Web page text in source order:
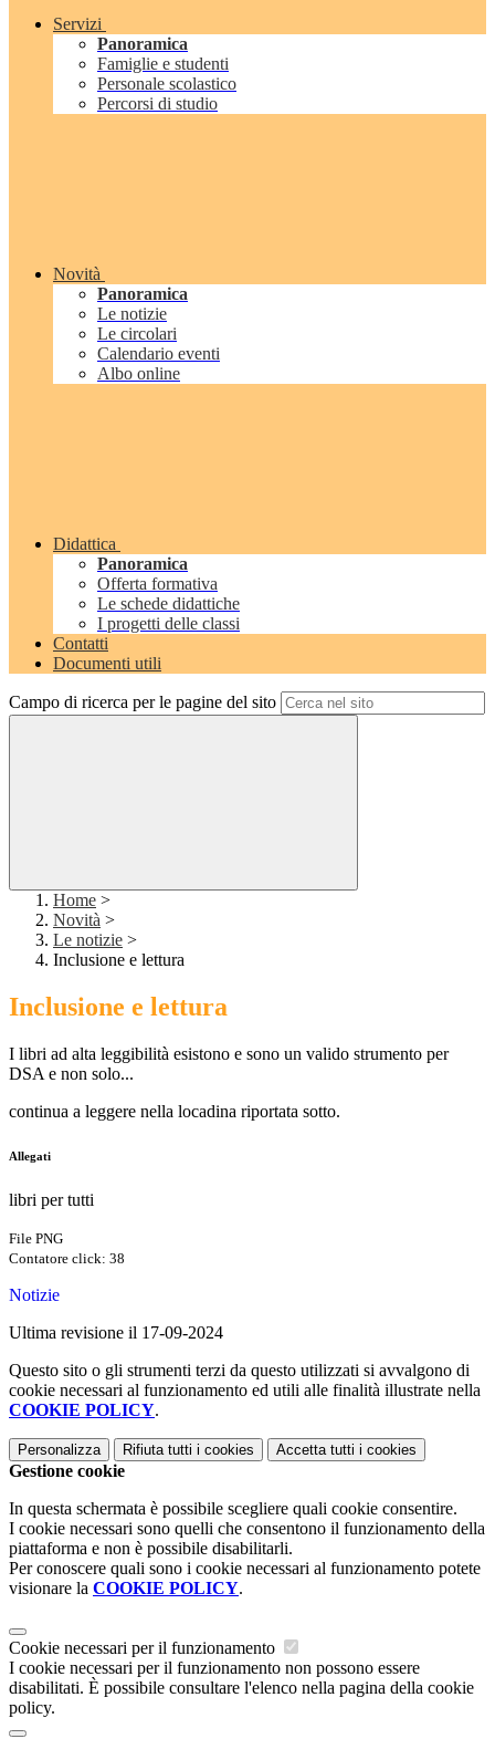
Servizi
Panoramica
Famiglie e studenti
Personale scolastico
Percorsi di studio
Novità
Panoramica
Le notizie
Le circolari
Calendario eventi
Albo online
Didattica
Panoramica
Offerta formativa
Le schede didattiche
I progetti delle classi
Contatti
Documenti utili
Campo di ricerca per le pagine del sito
Home >
Novità >
Le notizie >
Inclusione e lettura
Inclusione e lettura
I libri ad alta leggibilità esistono e sono un valido strumento per
DSA e non solo...
continua a leggere nella locadina riportata sotto.
Allegati
libri per tutti
File PNG
Contatore click: 38
Notizie
Ultima revisione il 17-09-2024
Questo sito o gli strumenti terzi da questo utilizzati si avvalgono di
cookie necessari al funzionamento ed utili alle finalità illustrate nella
COOKIE POLICY.
Personalizza Rifiuta tutti i cookies Accetta tutti i cookies
Gestione cookie
In questa schermata è possibile scegliere quali cookie consentire.
I cookie necessari sono quelli che consentono il funzionamento della
piattaforma e non è possibile disabilitarli.
Per conoscere quali sono i cookie necessari al funzionamento potete
visionare la COOKIE POLICY.
Cookie necessari per il funzionamento
I cookie necessari per il funzionamento non possono essere
disabilitati. È possibile consultare l'elenco nella pagina della cookie
policy.